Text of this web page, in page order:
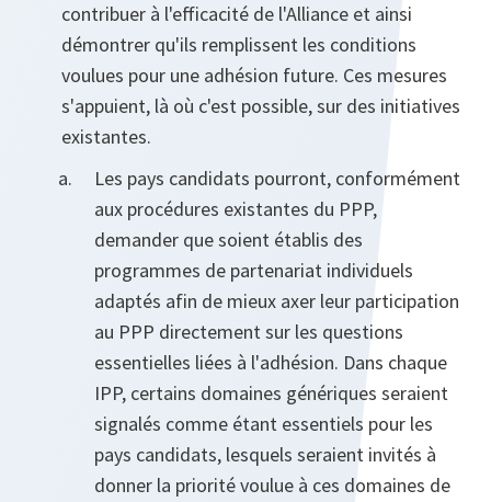
contribuer à l'efficacité de l'Alliance et ainsi
démontrer qu'ils remplissent les conditions
voulues pour une adhésion future. Ces mesures
s'appuient, là où c'est possible, sur des initiatives
existantes.
Les pays candidats pourront, conformément
aux procédures existantes du PPP,
demander que soient établis des
programmes de partenariat individuels
adaptés afin de mieux axer leur participation
au PPP directement sur les questions
essentielles liées à l'adhésion. Dans chaque
IPP, certains domaines génériques seraient
signalés comme étant essentiels pour les
pays candidats, lesquels seraient invités à
donner la priorité voulue à ces domaines de